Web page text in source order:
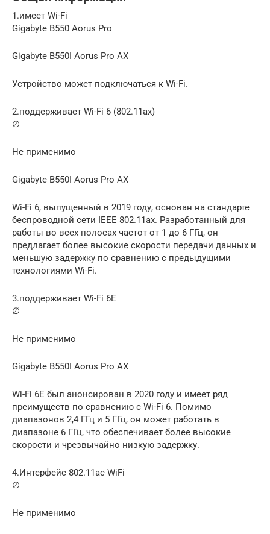
1.имеет Wi-Fi
Gigabyte B550 Aorus Pro
Gigabyte B550I Aorus Pro AX
Устройство может подключаться к Wi-Fi.
2.поддерживает Wi-Fi 6 (802.11ax)
∅
Не применимо
Gigabyte B550I Aorus Pro AX
Wi-Fi 6, выпущенный в 2019 году, основан на стандарте
беспроводной сети IEEE 802.11ax. Разработанный для
работы во всех полосах частот от 1 до 6 ГГц, он
предлагает более высокие скорости передачи данных и
меньшую задержку по сравнению с предыдущими
технологиями Wi-Fi.
3.поддерживает Wi-Fi 6E
∅
Не применимо
Gigabyte B550I Aorus Pro AX
Wi-Fi 6E был анонсирован в 2020 году и имеет ряд
преимуществ по сравнению с Wi-Fi 6. Помимо
диапазонов 2,4 ГГц и 5 ГГц, он может работать в
диапазоне 6 ГГц, что обеспечивает более высокие
скорости и чрезвычайно низкую задержку.
4.Интерфейс 802.11ac WiFi
∅
Не применимо